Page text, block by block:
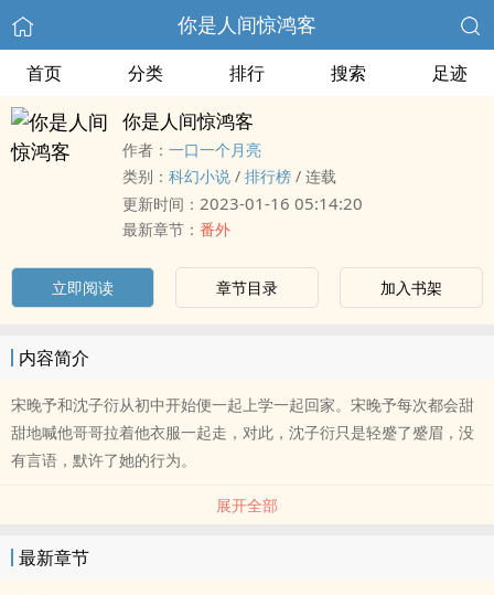
你是人间惊鸿客
首页 分类 排行 搜索 足迹
你是人间惊鸿客
作者： 一口一个月亮
类别： 科幻小说 / 排行榜 / 连载
更新时间： 2023-01-16 05:14:20
最新章节： 番外
立即阅读 章节目录 加入书架
内容简介
宋晚予和沈子衍从初中开始便一起上学一起回家。宋晚予每次都会甜
甜地喊他哥哥拉着他衣服一起走，对此，沈子衍只是轻蹙了蹙眉，没
有言语，默许了她的行为。
他们就这样愉快地度过了初中三年，相约考同一所高中。后来，因为
早就听出了她的声音。
展开全部
最新章节